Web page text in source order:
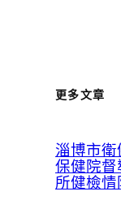
更多文章
淄博市
保健院
所健檢